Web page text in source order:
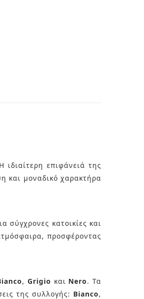
επιφάνειά της
και μοναδικό χαρακτήρα
σύγχρονες κατοικίες και
προσφέροντας
, Grigio και Nero. Τα
της συλλογής: Bianco,